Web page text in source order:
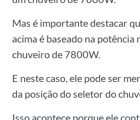
Mas é importante destacar
acima é baseado na potência
chuveiro de 7800W.
E neste caso, ele pode ser
da posição do seletor do
Isso acontece porque ele